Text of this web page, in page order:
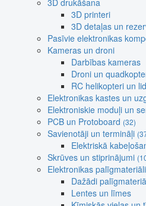
3D drukāšana
3D printeri
3D detaļas un
Pasīvie elektronikas
Kameras un droni
Darbības kameras
Droni un
RC helikopteri un
Elektronikas kastes un
Elektroniskie moduļi un
PCB un Protoboard (32)
Savienotāji un termināļi
Elektriskā
Skrūves un stiprinājumi
Elektronikas palīgmateriāli
Dažādi
Lentes un līmes